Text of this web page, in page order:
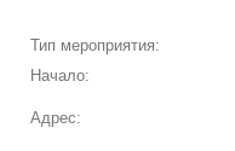
Тип мероприятия:
Начало:
Адрес: